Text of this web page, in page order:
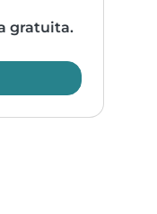
gratuita.